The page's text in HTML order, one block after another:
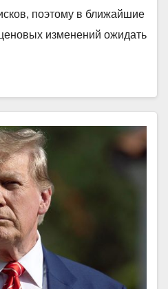
поэтому в ближайшие
изменений ожидать